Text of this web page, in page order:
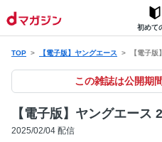
初めて
TOP 【電子版】ヤングエース 【電子
この雑誌は公開期
【電子版】ヤングエース
2025/02/04 配信